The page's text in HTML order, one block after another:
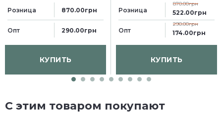
Розница 870.00грн
Опт 290.00грн
КУПИТЬ
Розница
870.00грн
522.00грн
Опт
290.00грн
174.00грн
КУПИТЬ
С этим товаром покупают